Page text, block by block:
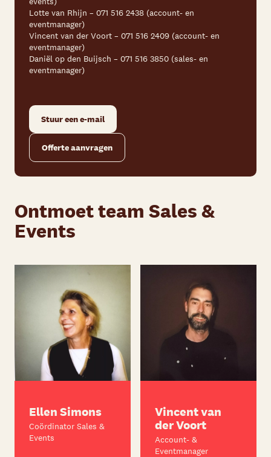
Lotte van Rhijn – 071 516 2438 (account- en
eventmanager)
Vincent van der Voort – 071 516 2409 (account- en
eventmanager)
Daniël op den Buijsch – 071 516 3850 (sales- en
eventmanager)
Stuur een e-mail
Offerte aanvragen
Ontmoet team Sales &
Events
Ellen Simons
Coördinator Sales &
Events
Vincent van
der Voort
Account- &
Eventmanager